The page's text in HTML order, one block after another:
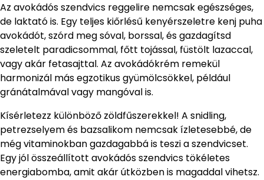
Az avokádós szendvics reggelire nemcsak egészséges,
de laktató is. Egy teljes kiőrlésű kenyérszeletre kenj puha
avokádót, szórd meg sóval, borssal, és gazdagítsd
szeletelt paradicsommal, főtt tojással, füstölt lazaccal,
vagy akár fetasajttal. Az avokádókrém remekül
harmonizál más egzotikus gyümölcsökkel, például
gránátalmával vagy mangóval is.
Kísérletezz különböző zöldfűszerekkel! A snidling,
petrezselyem és bazsalikom nemcsak ízletesebbé, de
még vitaminokban gazdagabbá is teszi a szendvicset.
Egy jól összeállított avokádós szendvics tökéletes
energiabomba, amit akár útközben is magaddal vihetsz.